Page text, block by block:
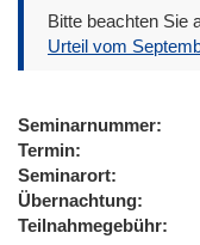
Bitte beachten Sie
Urteil vom
Seminarnummer
Termin
Seminarort
Übernachtung
Teilnahmegebühr